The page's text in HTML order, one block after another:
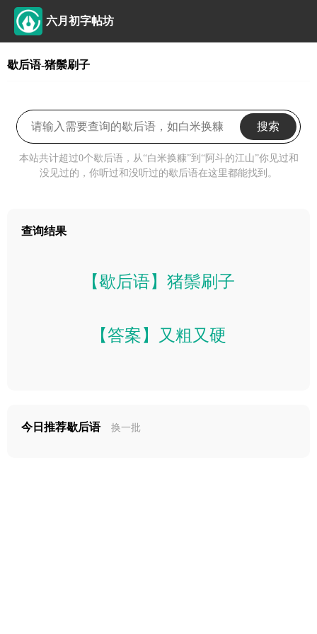
六月初字帖坊
歇后语-猪鬃刷子
搜索
本站共计超过0个歇后语，从“白米换糠”到“阿斗的江山”你见过和
没见过的，你听过和没听过的歇后语在这里都能找到。
查询结果
【歇后语】猪鬃刷子
【答案】又粗又硬
今日推荐歇后语 换一批